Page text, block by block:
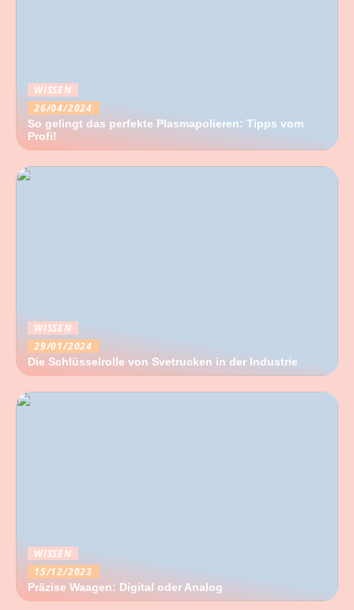
WISSEN
26/04/2024
So gelingt das perfekte Plasmapolieren: Tipps vom
Profi!
WISSEN
29/01/2024
Die Schlüsselrolle von Svetrucken in der Industrie
WISSEN
15/12/2023
Präzise Waagen: Digital oder Analog